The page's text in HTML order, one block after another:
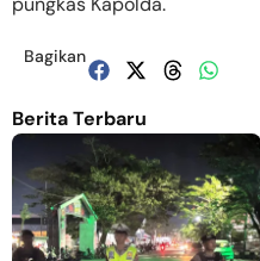
Bagikan
Berita Terbaru